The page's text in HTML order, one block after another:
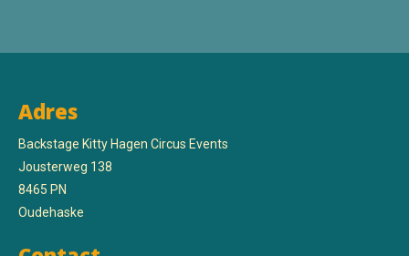
Adres
Backstage Kitty Hagen Circus Events
Jousterweg 138
8465 PN
Oudehaske